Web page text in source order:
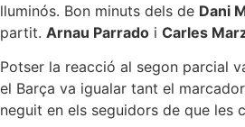
lluminós. Bon minuts dels de Dani
partit. Arnau Parrado i Carles
Potser la reacció al segon parcial
el Barça va igualar tant el
neguit en els seguidors de que les